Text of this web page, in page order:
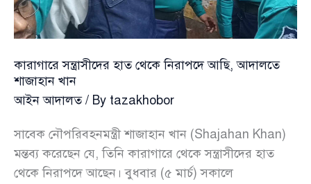
কারাগারে সন্ত্রাসীদের হাত থেকে নিরাপদে আছি, আদালতে
শাজাহান খান
আইন আদালত/ By tazakhobor
সাবেক নৌপরিবহনমন্ত্রী শাজাহান খান (Shajahan Khan)
মন্তব্য করেছেন যে, তিনি কারাগারে থেকে সন্ত্রাসীদের হাত
থেকে নিরাপদে আছেন। বুধবার (৫ মার্চ) সকালে